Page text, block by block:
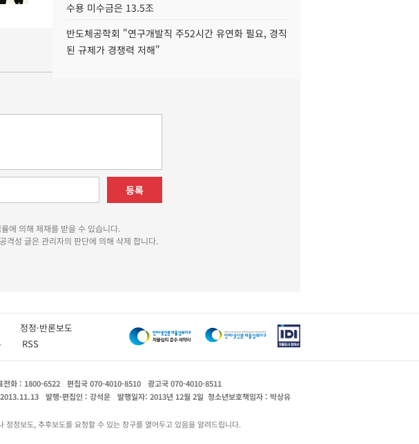
수용 미수금은 13.5조
반도체공학회 "연구개발직 주52시간 유연화 필요, 경직
된 규제가 경쟁력 저해"
등록
에 의해 제재를 받을 수 있습니다.
격성 글은 관리자의 판단에 의해 삭제 합니다.
침 정정·반론보도
RSS
전화 : 1800-6522 편집국 070-4010-8510
광고국 070-4010-8511
발행·편집인 : 강석운 발행일자: 2013년 12월 2일 청소년보호책임자 : 박상유
정보도, 추후보도를 요청할 수 있는 창구를 열어두고 있음을 알려드립니다.